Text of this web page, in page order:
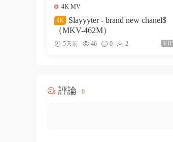
4K MV
4K
Slayyyter - brand new chanel$
（MKV-462M）
5天前 46 0 2 VIP
評論 0